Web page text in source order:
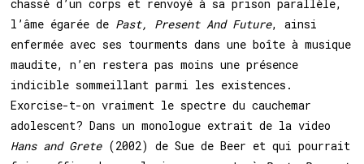
chassé d’un corps et renvoyé à sa prison parallèle,
l’âme égarée de Past, Present And Future, ainsi
enfermée avec ses tourments dans une boîte à musique
maudite, n’en restera pas moins une présence
indicible sommeillant parmi les existences.
Exorcise-t-on vraiment le spectre du cauchemar
adolescent? Dans un monologue extrait de la video
Hans and Grete(2002) de Sue de Beer et qui pourrait